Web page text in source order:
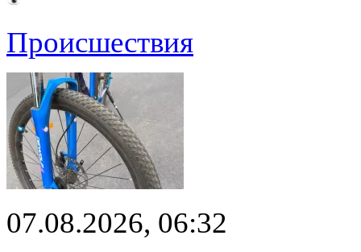
Происшествия
07.08.2026, 06:32